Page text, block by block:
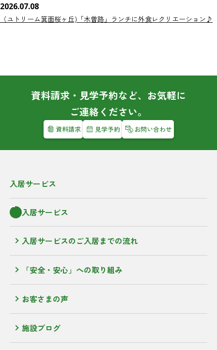
2026.07.08
（ユトリーム箕面桜ヶ丘)「木曽路」ランチに外食レクリエーション♪
資料請求・見学予約など、お気軽に
ご連絡ください。
資料請求 見学予約 お問い合わせ
入居サービス
入居サービス
入居サービスのご入居までの流れ
「安全・安心」への取り組み
お客さまの声
施設ブログ